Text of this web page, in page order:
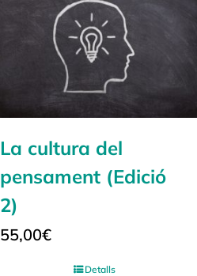
La cultura del
pensament (Edició
2)
55,00€
Detalls